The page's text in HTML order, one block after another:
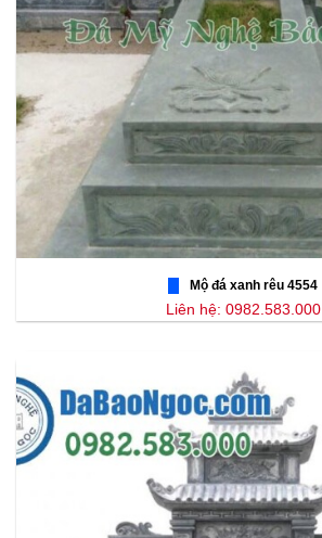
Mộ đá xanh rêu 4554
Liên hệ: 0982.583.000